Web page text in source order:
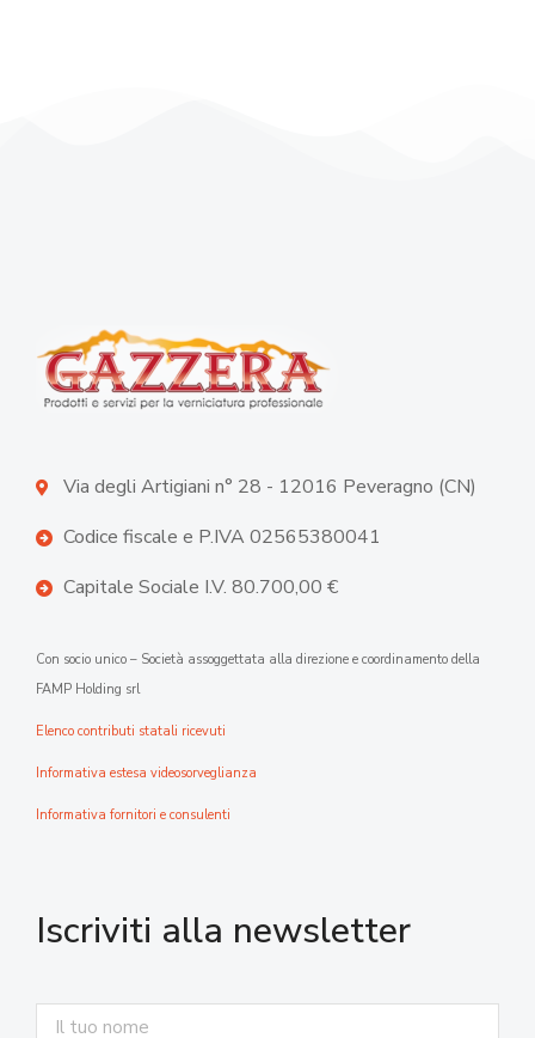
Via degli Artigiani n° 28 - 12016 Peveragno (CN)
Codice fiscale e P.IVA 02565380041
Capitale Sociale I.V. 80.700,00 €
Con socio unico – Società assoggettata alla direzione e coordinamento della
FAMP Holding srl
Elenco contributi statali ricevuti
Informativa estesa videosorveglianza
Informativa fornitori e consulenti
Iscriviti alla newsletter